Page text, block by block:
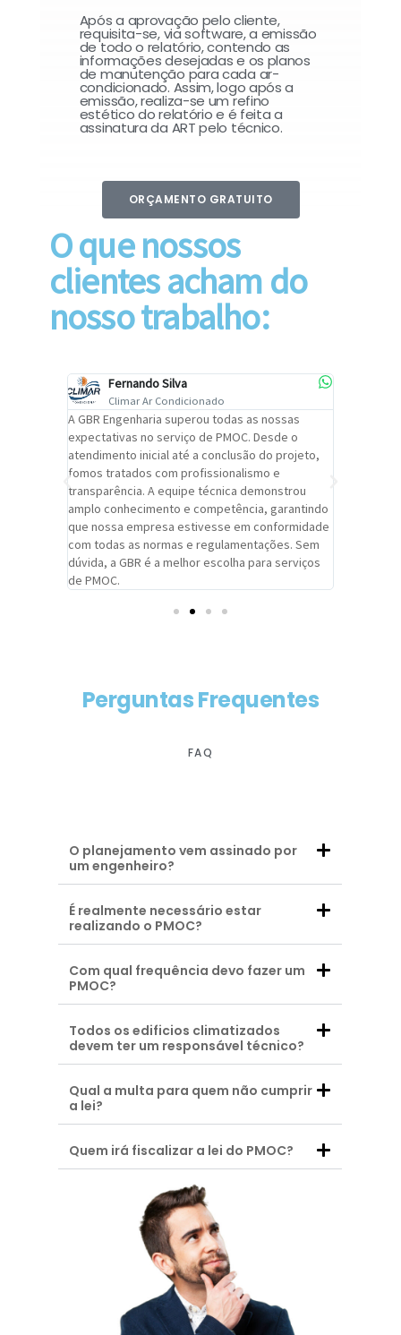
Após a aprovação pelo cliente,
requisita-se, via software, a emissão
de todo o relatório, contendo as
informações desejadas e os planos
de manutenção para cada ar-
condicionado. Assim, logo após a
emissão, realiza-se um refino
estético do relatório e é feita a
assinatura da ART pelo técnico.
ORÇAMENTO GRATUITO
O que nossos
clientes acham do
nosso trabalho:
Fernando Silva
Climar Ar Condicionado
A GBR Engenharia superou todas as nossas
expectativas no serviço de PMOC. Desde o
atendimento inicial até a conclusão do projeto,
fomos tratados com profissionalismo e
transparência. A equipe técnica demonstrou
amplo conhecimento e competência, garantindo
que nossa empresa estivesse em conformidade
com todas as normas e regulamentações. Sem
dúvida, a GBR é a melhor escolha para serviços
de PMOC.
Perguntas Frequentes
FAQ
O planejamento vem assinado por
um engenheiro?
É realmente necessário estar
realizando o PMOC?
Com qual frequência devo fazer um
PMOC?
Todos os edificios climatizados
devem ter um responsável técnico?
Qual a multa para quem não cumprir
a lei?
Quem irá fiscalizar a lei do PMOC?